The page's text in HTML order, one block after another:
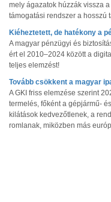
mely ágazatok húzzák vissza
támogatási rendszer a hosszú
Kiéheztetett, de hatékony a
A magyar pénzügyi és
ért el 2010–2024 között a
teljes elemzést!
Tovább csökkent a magyar
A GKI friss elemzése szerint
termelés, főként a gépjármű-
kilátások kedvezőtlenek, a
romlanak, miközben más